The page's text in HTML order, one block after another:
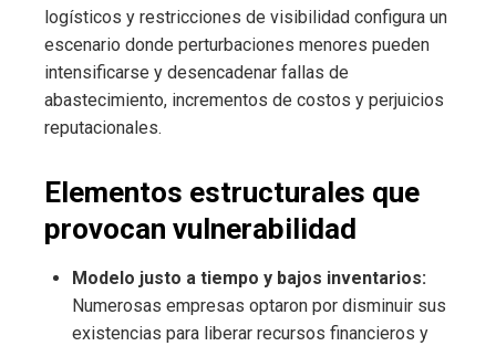
logísticos y restricciones de visibilidad configura un
escenario donde perturbaciones menores pueden
intensificarse y desencadenar fallas de
abastecimiento, incrementos de costos y perjuicios
reputacionales.
Elementos estructurales que
provocan vulnerabilidad
Modelo justo a tiempo y bajos inventarios:
Numerosas empresas optaron por disminuir sus
existencias para liberar recursos financieros y